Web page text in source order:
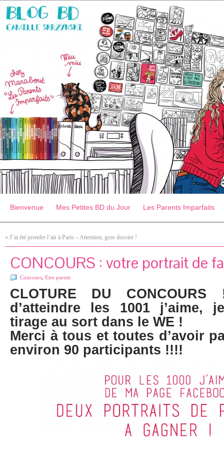
Bienvenue Mes Petites BD du Jour Les Parents Imparfaits
« J’ai été prendre l’air à Paris – Attention, gros dossier !
CONCOURS : votre portrait de
Concours Etre parent
CLOTURE DU
d’atteindre les 1001 j’aime,
tirage au sort dans le WE !
Merci à tous et toutes d’avoir
environ 90 participants !!!!